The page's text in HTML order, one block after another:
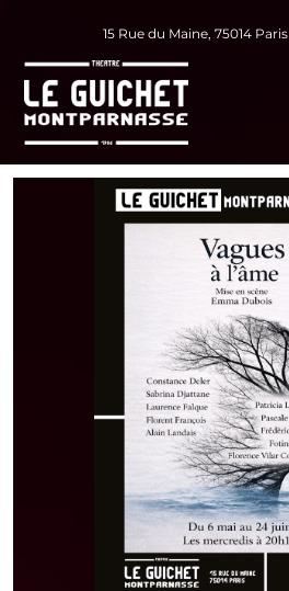
15 Rue du Maine, 75014